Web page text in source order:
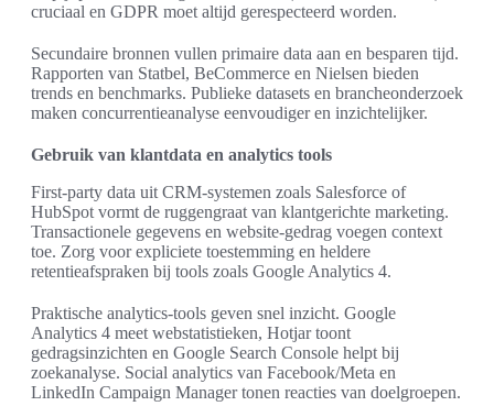
cruciaal en GDPR moet altijd gerespecteerd worden.
Secundaire bronnen vullen primaire data aan en besparen tijd.
Rapporten van Statbel, BeCommerce en Nielsen bieden
trends en benchmarks. Publieke datasets en brancheonderzoek
maken concurrentieanalyse eenvoudiger en inzichtelijker.
Gebruik van klantdata en analytics tools
First-party data uit CRM-systemen zoals Salesforce of
HubSpot vormt de ruggengraat van klantgerichte marketing.
Transactionele gegevens en website-gedrag voegen context
toe. Zorg voor expliciete toestemming en heldere
retentieafspraken bij tools zoals Google Analytics 4.
Praktische analytics-tools geven snel inzicht. Google
Analytics 4 meet webstatistieken, Hotjar toont
gedragsinzichten en Google Search Console helpt bij
zoekanalyse. Social analytics van Facebook/Meta en
LinkedIn Campaign Manager tonen reacties van doelgroepen.